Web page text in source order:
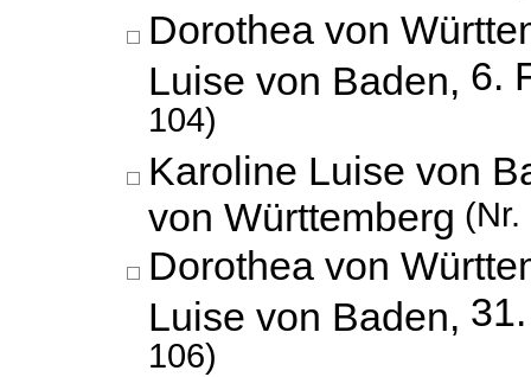
Dorothea von
Luise von Baden, 6.
104)
Karoline Luise von
von Württemberg (Nr.
Dorothea von
Luise von Baden,
106)